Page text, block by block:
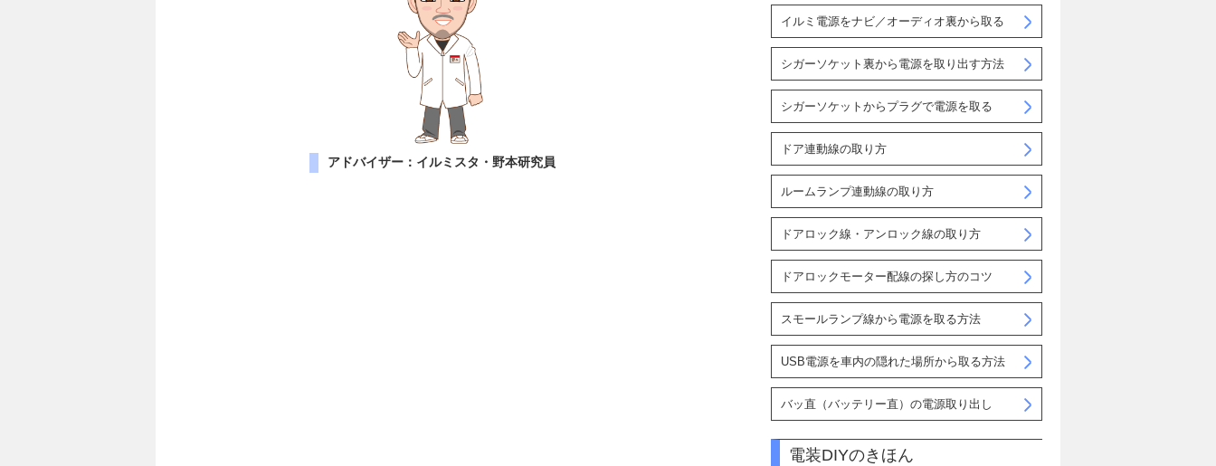
アドバイザー：イルミスタ・野本研究員
イルミ電源をナビ／オーディオ裏から取る
シガーソケット裏から電源を取り出す方法
シガーソケットからプラグで電源を取る
ドア連動線の取り方
ルームランプ連動線の取り方
ドアロック線・アンロック線の取り方
ドアロックモーター配線の探し方のコツ
スモールランプ線から電源を取る方法
USB電源を車内の隠れた場所から取る方法
バッ直（バッテリー直）の電源取り出し
電装DIYのきほん